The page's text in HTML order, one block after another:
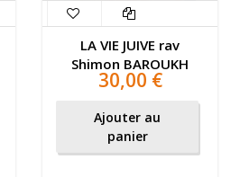
LA VIE JUIVE rav
Shimon BAROUKH
30,00 €
Ajouter au
panier